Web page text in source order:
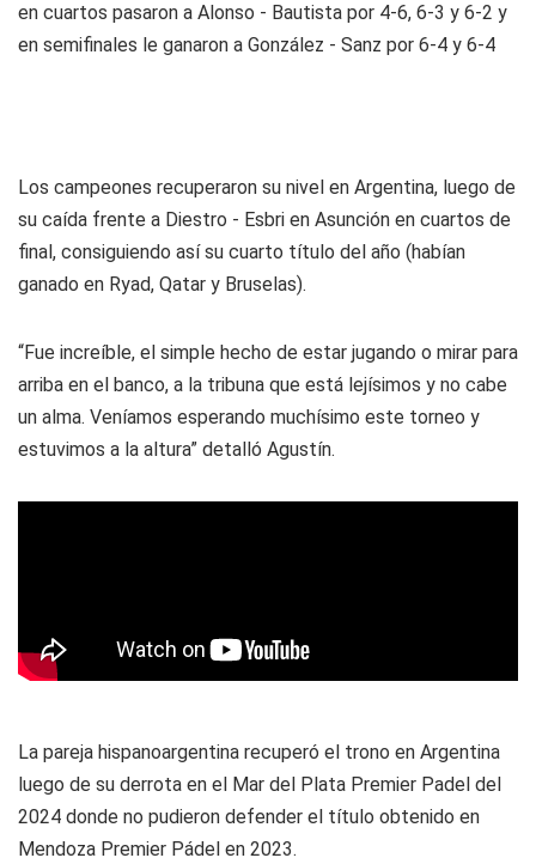
en cuartos pasaron a Alonso - Bautista por 4-6, 6-3 y 6-2 y
en semifinales le ganaron a González - Sanz por 6-4 y 6-4
Los campeones recuperaron su nivel en Argentina, luego de
su caída frente a Diestro - Esbri en Asunción en cuartos de
final, consiguiendo así su cuarto título del año (habían
ganado en Ryad, Qatar y Bruselas).
“Fue increíble, el simple hecho de estar jugando o mirar para
arriba en el banco, a la tribuna que está lejísimos y no cabe
un alma. Veníamos esperando muchísimo este torneo y
estuvimos a la altura” detalló Agustín.
La pareja hispanoargentina recuperó el trono en Argentina
luego de su derrota en el Mar del Plata Premier Padel del
2024 donde no pudieron defender el título obtenido en
Mendoza Premier Pádel en 2023.